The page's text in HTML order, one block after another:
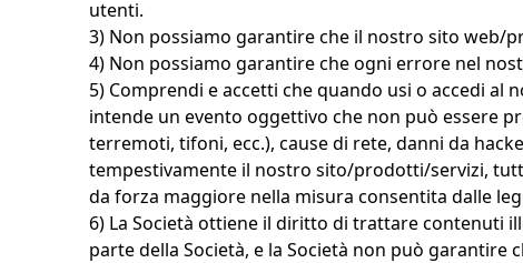
utenti.
3) Non possiamo garantire che il nostro sito
4) Non possiamo garantire che ogni errore nel
5) Comprendi e accetti che quando usi o accedi
intende un evento oggettivo che non può essere
terremoti, tifoni, ecc.), cause di rete, danni da
tempestivamente il nostro sito/prodotti/servizi,
da forza maggiore nella misura consentita dalle
6) La Società ottiene il diritto di trattare contenuti
parte della Società, e la Società non può